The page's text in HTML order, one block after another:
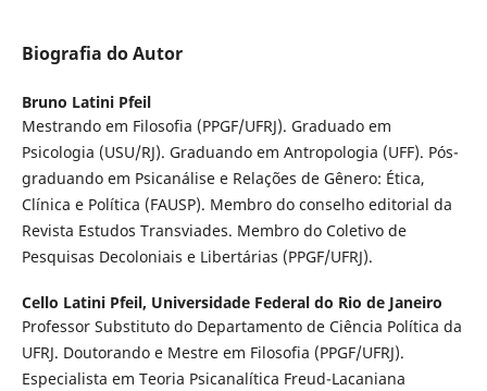
Biografia do Autor
Bruno Latini Pfeil
Mestrando em Filosofia (PPGF/UFRJ). Graduado em
Psicologia (USU/RJ). Graduando em Antropologia (UFF). Pós-
graduando em Psicanálise e Relações de Gênero: Ética,
Clínica e Política (FAUSP). Membro do conselho editorial da
Revista Estudos Transviades. Membro do Coletivo de
Pesquisas Decoloniais e Libertárias (PPGF/UFRJ).
Cello Latini Pfeil, Universidade Federal do Rio de Janeiro
Professor Substituto do Departamento de Ciência Política da
UFRJ. Doutorando e Mestre em Filosofia (PPGF/UFRJ).
Especialista em Teoria Psicanalítica Freud-Lacaniana